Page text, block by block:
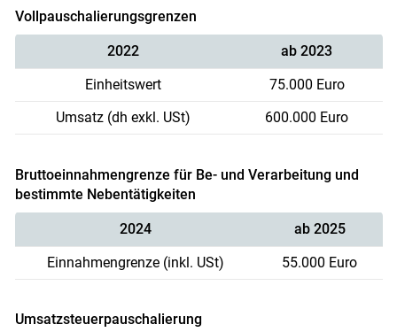
Vollpauschalierungsgrenzen
2022
ab 2023
Einheitswert
75.000 Euro
Umsatz (dh exkl. USt)
600.000 Euro
Bruttoeinnahmengrenze für Be- und Verarbeitung und
bestimmte Nebentätigkeiten
2024
ab 2025
Einnahmengrenze (inkl. USt)
55.000 Euro
Umsatzsteuerpauschalierung